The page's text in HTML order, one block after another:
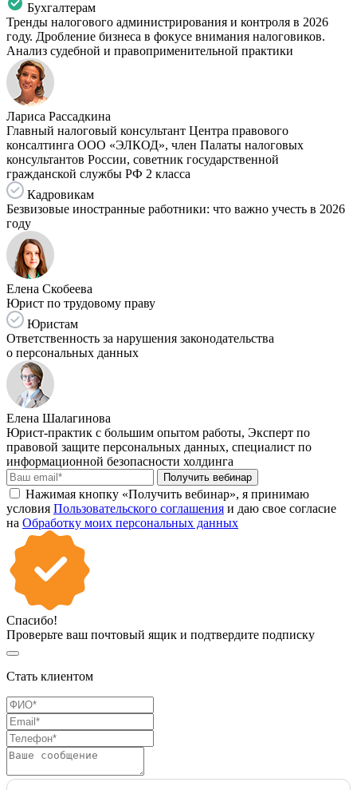
Бухгалтерам
Тренды налогового администрирования и контроля в 2026
году. Дробление бизнеса в фокусе внимания налоговиков.
Анализ судебной и правоприменительной практики
Лариса Рассадкина
Главный налоговый консультант Центра правового
консалтинга ООО «ЭЛКОД», член Палаты налоговых
консультантов России, советник государственной
гражданской службы РФ 2 класса
Кадровикам
Безвизовые иностранные работники: что важно учесть в 2026
году
Елена Скобеева
Юрист по трудовому праву
Юристам
Ответственность за нарушения законодательства
о персональных данных
Елена Шалагинова
Юрист-практик с большим опытом работы, Эксперт по
правовой защите персональных данных, специалист по
информационной безопасности холдинга
Получить вебинар
Нажимая кнопку «Получить вебинар», я принимаю
условия Пользовательского соглашения и даю свое согласие
на Обработку моих персональных данных
Спасибо!
Проверьте ваш почтовый ящик и подтвердите подписку
Стать клиентом